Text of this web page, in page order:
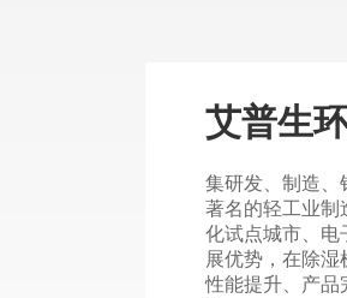
艾普生
集研发、制造、
著名的轻工业
化试点城市、电
展优势，在除
性能提升、产品